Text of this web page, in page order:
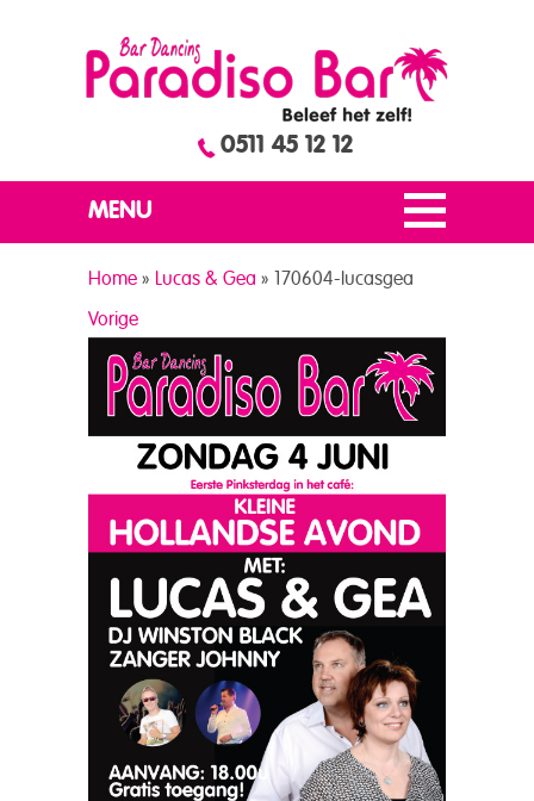
0511 45 12 12
MENU
Home » Lucas & Gea » 170604-lucasgea
Vorige